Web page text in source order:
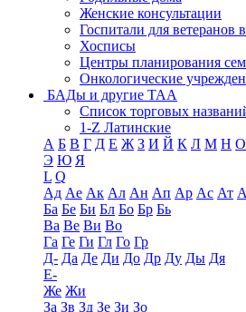
Женские консультации
Госпитали для ветеранов
Хосписы
Центры планирования
Онкологические
БАДы и другие ТАА
Список торговых
1-Z Латинские
А Б В Г Д Е Ж З И Й К Л М Н О
Э Ю Я
L Q
Ад Ае Ак Ал Ан Ап Ар Ас Ат
Ба Бе Би Бл Бо Бр Бь
Ва Ве Ви Во
Га Ге Ги Гл Го Гр
Д- Да Де Ди До Др Ду Ды Дя
Е-
Же Жи
За Зв Зд Зе Зи Зо